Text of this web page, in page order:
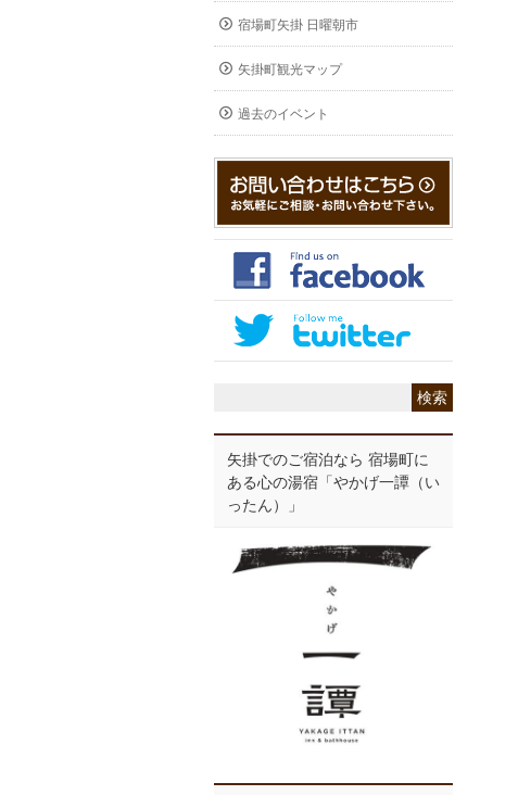
宿場町矢掛 日曜朝市
矢掛町観光マップ
過去のイベント
矢掛でのご宿泊なら 宿場町に
ある心の湯宿「やかげ一譚（い
ったん）」